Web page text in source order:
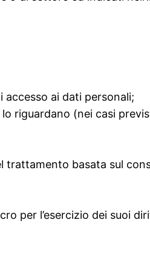
ai dati personali;
riguardano (nei casi
trattamento basata sul
per l’esercizio dei suoi